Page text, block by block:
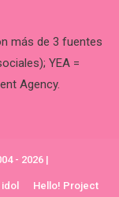
más de 3 fuentes
YEA =
Agency.
- 2026 |
Hello! Project